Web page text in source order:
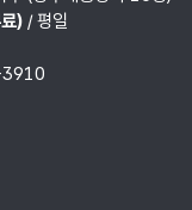
)/ 평일